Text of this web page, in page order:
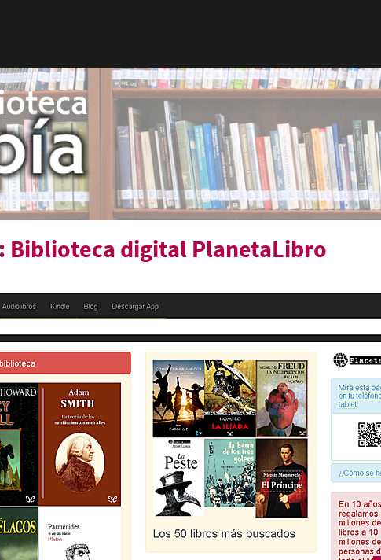
Biblioteca digital PlanetaLibro